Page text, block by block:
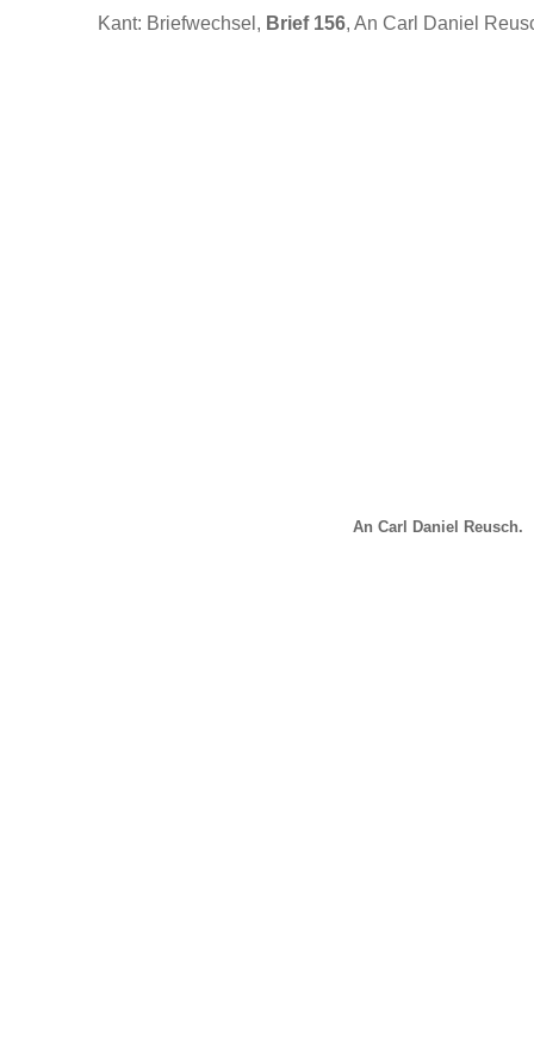
Kant: Briefwechsel, Brief 156, An Carl Daniel
An Carl Daniel Reusch.